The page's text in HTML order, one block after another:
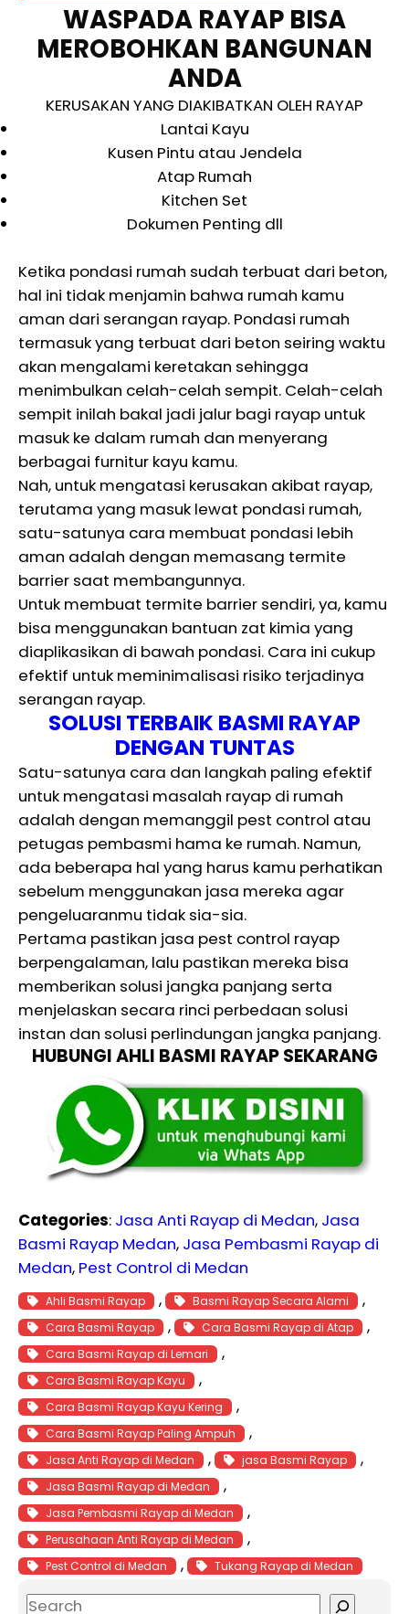
WASPADA RAYAP BISA
MEROBOHKAN BANGUNAN
ANDA
KERUSAKAN YANG DIAKIBATKAN OLEH RAYAP
Lantai Kayu
Kusen Pintu atau Jendela
Atap Rumah
Kitchen Set
Dokumen Penting dll
Ketika pondasi rumah sudah terbuat dari beton,
hal ini tidak menjamin bahwa rumah kamu
aman dari serangan rayap. Pondasi rumah
termasuk yang terbuat dari beton seiring waktu
akan mengalami keretakan sehingga
menimbulkan celah-celah sempit. Celah-celah
sempit inilah bakal jadi jalur bagi rayap untuk
masuk ke dalam rumah dan menyerang
berbagai furnitur kayu kamu.
Nah, untuk mengatasi kerusakan akibat rayap,
terutama yang masuk lewat pondasi rumah,
satu-satunya cara membuat pondasi lebih
aman adalah dengan memasang termite
barrier saat membangunnya.
Untuk membuat termite barrier sendiri, ya, kamu
bisa menggunakan bantuan zat kimia yang
diaplikasikan di bawah pondasi. Cara ini cukup
efektif untuk meminimalisasi risiko terjadinya
serangan rayap.
SOLUSI TERBAIK BASMI RAYAP
DENGAN TUNTAS
Satu-satunya cara dan langkah paling efektif
untuk mengatasi masalah rayap di rumah
adalah dengan memanggil pest control atau
petugas pembasmi hama ke rumah. Namun,
ada beberapa hal yang harus kamu perhatikan
sebelum menggunakan jasa mereka agar
pengeluaranmu tidak sia-sia.
Pertama pastikan jasa pest control rayap
berpengalaman, lalu pastikan mereka bisa
memberikan solusi jangka panjang serta
menjelaskan secara rinci perbedaan solusi
instan dan solusi perlindungan jangka panjang.
HUBUNGI AHLI BASMI RAYAP SEKARANG
Categories: Jasa Anti Rayap di Medan, Jasa
Basmi Rayap Medan, Jasa Pembasmi Rayap di
Medan, Pest Control di Medan
Ahli Basmi Rayap , Basmi Rayap Secara Alami ,
Cara Basmi Rayap , Cara Basmi Rayap di Atap ,
Cara Basmi Rayap di Lemari ,
Cara Basmi Rayap Kayu ,
Cara Basmi Rayap Kayu Kering ,
Cara Basmi Rayap Paling Ampuh ,
Jasa Anti Rayap di Medan , jasa Basmi Rayap ,
Jasa Basmi Rayap di Medan ,
Jasa Pembasmi Rayap di Medan ,
Perusahaan Anti Rayap di Medan ,
Pest Control di Medan , Tukang Rayap di Medan